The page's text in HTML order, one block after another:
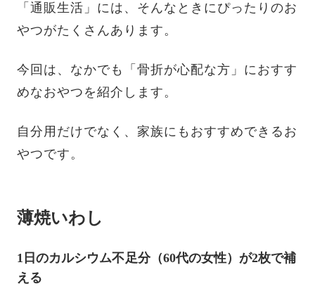
「通販生活」には、そんなときにぴったりのお
やつがたくさんあります。
今回は、なかでも「骨折が心配な方」におすす
めなおやつを紹介します。
自分用だけでなく、家族にもおすすめできるお
やつです。
薄焼いわし
1日のカルシウム不足分（60代の女性）が2枚で補
える